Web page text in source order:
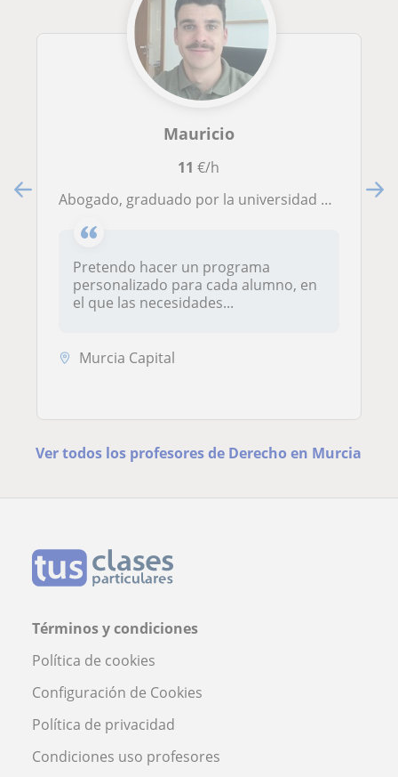
Mauricio
11 €/h
Abogado, graduado por la universidad de Murcia y Universidad Europea, con experiencia en clases particulares de idiomas y derecho.
Pretendo hacer un programa
personalizado para cada alumno, en
el que las necesidades...
Murcia Capital
Ver todos los profesores de Derecho en Murcia
Términos y condiciones
Política de cookies
Configuración de Cookies
Política de privacidad
Condiciones uso profesores